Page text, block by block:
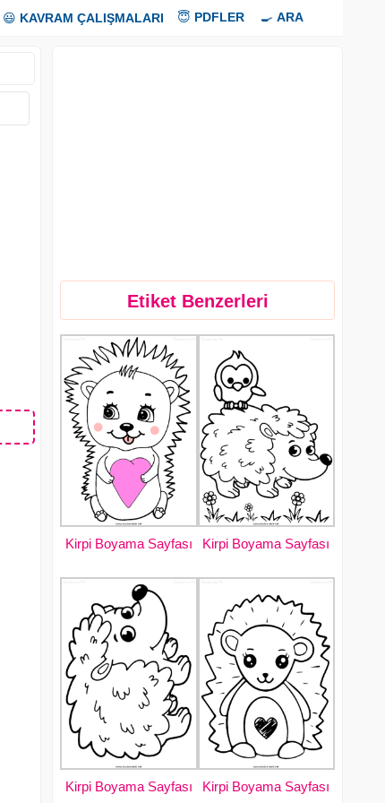
😃 KAVRAM ÇALIŞMALARI 😇 PDFLER 🍳 ARA
Etiket Benzerleri
Kirpi Boyama Sayfası Kirpi Boyama Sayfası
Kirpi Boyama Sayfası Kirpi Boyama Sayfası